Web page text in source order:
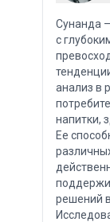
Сунанда
с
анализ в
напитки,
Ее
решений